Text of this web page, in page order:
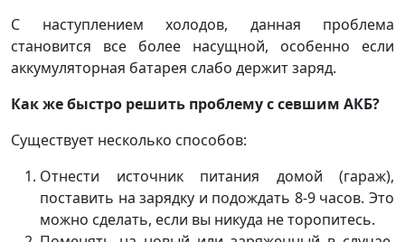
С наступлением холодов, данная проблема
становится все более насущной, особенно если
аккумуляторная батарея слабо держит заряд.
Как же быстро решить проблему с севшим АКБ?
Существует несколько способов:
Отнести источник питания домой (гараж),
поставить на зарядку и подождать 8-9 часов. Это
можно сделать, если вы никуда не торопитесь.